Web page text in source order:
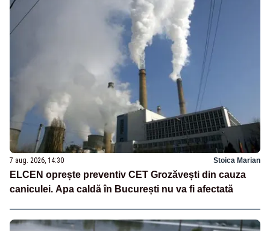
7 aug. 2026, 14:30 Stoica Marian
ELCEN oprește preventiv CET Grozăvești din cauza
caniculei. Apa caldă în București nu va fi afectată